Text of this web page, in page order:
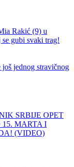
Rakić (9) u
gubi svaki trag!
jednog stravičnog
SRBIJE OPET
15. MARTA I
(VIDEO)